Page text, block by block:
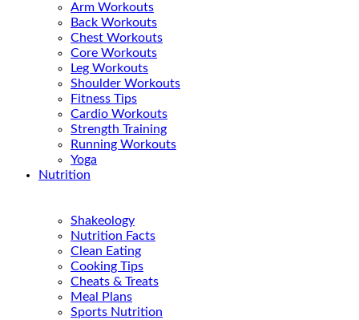
Arm Workouts
Back Workouts
Chest Workouts
Core Workouts
Leg Workouts
Shoulder Workouts
Fitness Tips
Cardio Workouts
Strength Training
Running Workouts
Yoga
Nutrition
Shakeology
Nutrition Facts
Clean Eating
Cooking Tips
Cheats & Treats
Meal Plans
Sports Nutrition